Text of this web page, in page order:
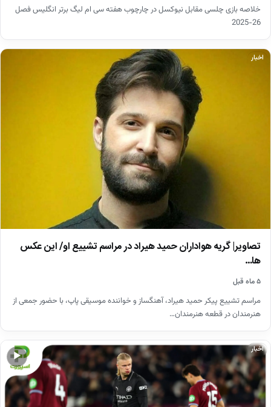
خلاصه بازی چلسی مقابل نیوکسل در چارچوب هفته سی ام لیگ برتر انگلیس فصل
26-2025
اخبار
تصاویر| گریه هواداران حمید هیراد در مراسم تشییع او/ این عکس
ها…
۵ ماه قبل
مراسم تشییع پیکر حمید هیراد، آهنگساز و خواننده موسیقی پاپ، با حضور جمعی از
هنرمندان در قطعه هنرمندان…
▶
اخبار